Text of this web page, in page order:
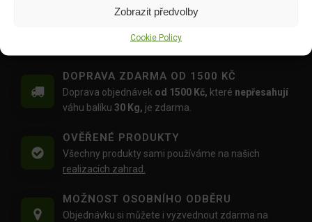
Zobrazit předvolby
Cookie Policy
59.00Kč
DOPRAVA ZDARMA OD 1500 KČ
Doprava objednávek od 1500 Kč, které nepřesahují
váhu balíku 30 Kg, je zdarma.
OVĚŘENÉ PRODUKTY
Všechny produkty sami používáme na našich
realizacích zahrad.
MOŽNOST OSOBNÍHO ODBĚRU
Objednávku si můžete i vyzvednout zdarma na